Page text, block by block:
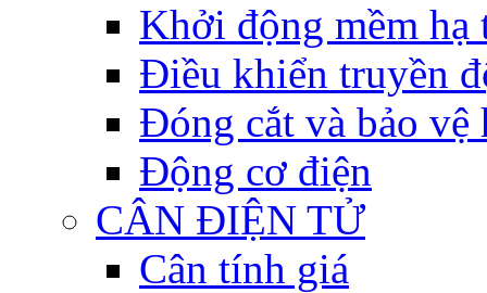
Khởi động mềm hạ
Điều khiển truyền
Đóng cắt và bảo vệ
Động cơ điện
CÂN ĐIỆN TỬ
Cân tính giá